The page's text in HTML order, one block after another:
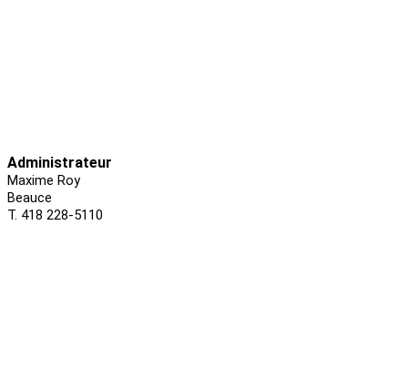
Administrateur
Maxime Roy
Beauce
T. 418 228-5110